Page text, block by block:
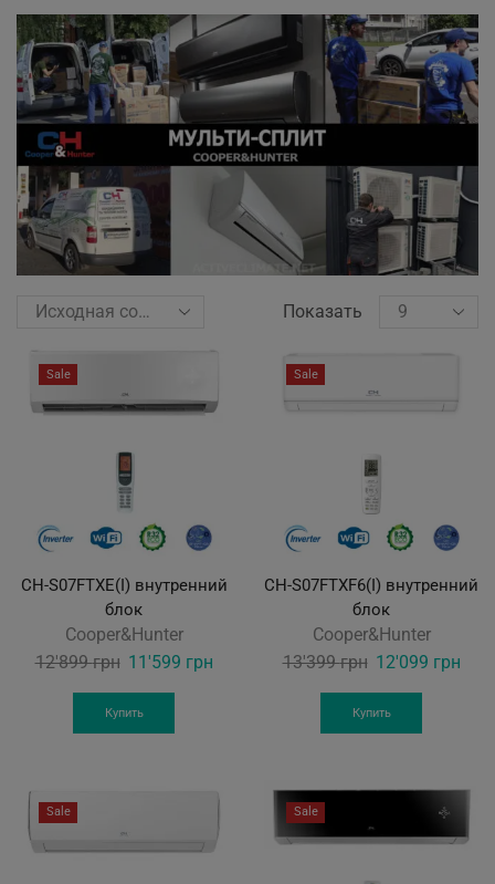
Показать
Sale
CH-S07FTXE(I) внутренний
блок
Cooper&Hunter
12'899грн Original
price
was:
11'599 грнCurrent
Купить
Sale
CH-S07FTXF6(I) внутренний
блок
Cooper&Hunter
13'399грн Original
price
was:
12'099 грн
Купить
Sale Sale